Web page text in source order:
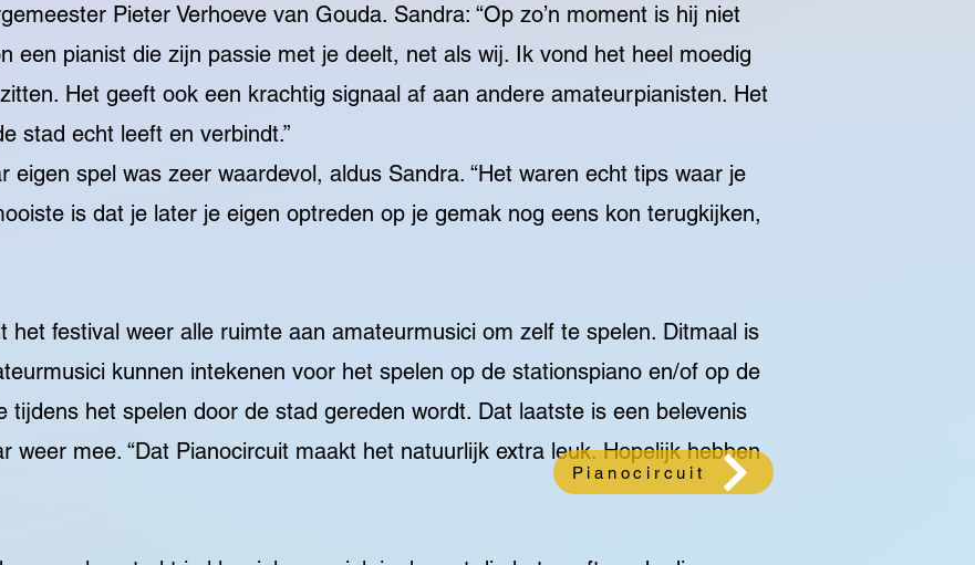
Pieter Verhoeve van Gouda. Sandra: “Op zo’n moment is hij niet
een pianist die zijn passie met je deelt, net als wij. Ik vond het heel moedig
Het geeft ook een krachtig signaal af aan andere amateurpianisten. Het
stad echt leeft en verbindt.”
eigen spel was zeer waardevol, aldus Sandra. “Het waren echt tips waar je
is dat je later je eigen optreden op je gemak nog eens kon terugkijken,
het festival weer alle ruimte aan amateurmusici om zelf te spelen. Ditmaal is
kunnen intekenen voor het spelen op de stationspiano en/of op de
tijdens het spelen door de stad gereden wordt. Dat laatste is een belevenis
weer mee. “Dat Pianocircuit maakt het natuurlijk extra leuk. Hopelijk hebben
Pianocircuit